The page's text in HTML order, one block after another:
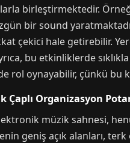
birleştirmektedir.
bir sound
çekici hale getirebilir.
bu etkinliklerde
rol oynayabilir, çünkü bu
Çaplı Organizasyon
müzik sahnesi,
geniş açık alanları,